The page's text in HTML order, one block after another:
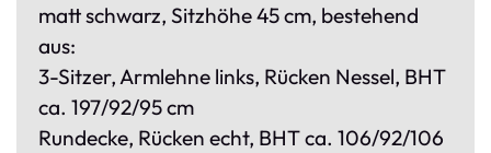
matt schwarz, Sitzhöhe 45 cm, bestehend
aus:
3-Sitzer, Armlehne links, Rücken Nessel, BHT
ca. 197/92/95 cm
Rundecke, Rücken echt, BHT ca. 106/92/106